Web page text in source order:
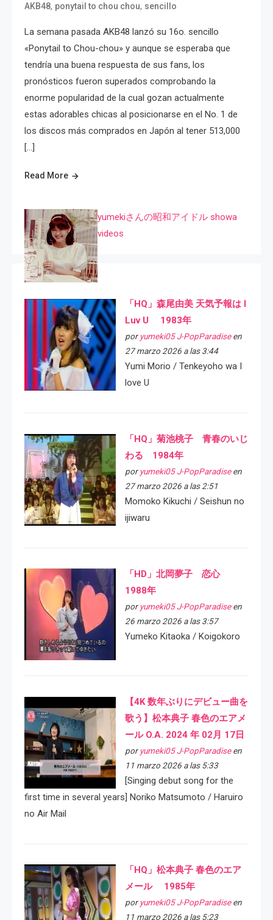
AKB48, ponytail to chou chou, sencillo
La semana pasada AKB48 lanzó su 16o. sencillo
«Ponytail to Chou-chou» y aunque se esperaba que
tendría una buena respuesta de sus fans, los
pronósticos fueron superados comprobando la
enorme popularidad de la cual gozan actualmente
estas adorables chicas al posicionarse en el No. 1 de
los discos más comprados en Japón al tener 513,000
[…]
Read More
yumekiさんの昭和アイドル showa
videos
「HQ」森尾由美 天気予報は I
Luv U 1983年
por yumeki05 J-PopParadiseen
27 marzo 2026 a las 3:44
Yumi Morio / Tenkeyoho wa I
love U
「HQ」菊池桃子 青春のいじ
わる 1984年
por yumeki05 J-PopParadiseen
27 marzo 2026 a las 2:51
Momoko Kikuchi / Seishun no
ijiwaru
「HD」北岡夢子 恋心
1988年
por yumeki05 J-PopParadiseen
26 marzo 2026 a las 3:57
Yumeko Kitaoka / Koigokoro
【4K 数年ぶりにデビュー曲を
歌う】松本典子 春色のエアメ
ール O.A. 2024 年 02月 17日
por yumeki05 J-PopParadiseen
11 marzo 2026 a las 5:33
[Singing debut song for the
first time in several years] Noriko Matsumoto / Haruiro
no Air Mail
「HQ」松本典子 春色のエア
メール 1985年
por yumeki05 J-PopParadiseen
11 marzo 2026 a las 5:23